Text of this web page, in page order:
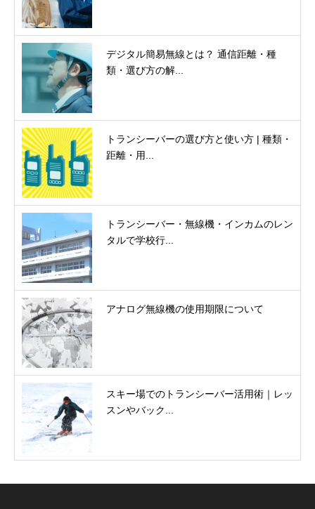
デジタル簡易無線とは？ 通信距離・種
類・選び方の解...
トランシーバーの選び方と使い方 | 種類・
距離・用...
トランシーバー・無線機・インカムのレン
タルで学校行...
アナログ無線機の使用期限について
スキー場でのトランシーバー活用術｜レッ
スンやバック...